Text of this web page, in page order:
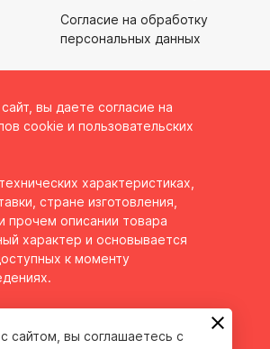
Согласие на обработку
персональных данных
вы даете согласие на
cookie и пользовательских
характеристиках,
стране изготовления,
прочем описании товара
характер и основывается
к моменту
сайтом, вы соглашаетесь с